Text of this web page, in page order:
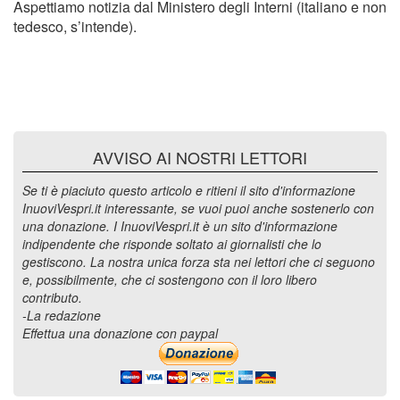
Aspettiamo notizia dal Ministero degli Interni (italiano e non
tedesco, s’intende).
AVVISO AI NOSTRI LETTORI
Se ti è piaciuto questo articolo e ritieni il sito d'informazione
InuoviVespri.it interessante, se vuoi puoi anche sostenerlo con
una donazione. I InuoviVespri.it è un sito d'informazione
indipendente che risponde soltato ai giornalisti che lo
gestiscono. La nostra unica forza sta nei lettori che ci seguono
e, possibilmente, che ci sostengono con il loro libero
contributo.
-La redazione
Effettua una donazione con paypal